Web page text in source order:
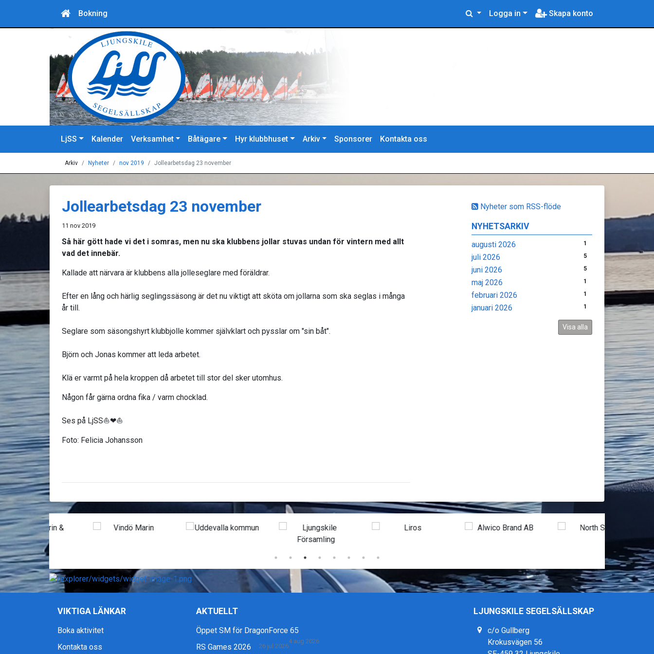
Bokning Logga in Skapa konto
LjSS Kalender Verksamhet Båtägare Hyr klubbhuset Arkiv Sponsorer Kontakta oss
Arkiv Nyheter nov 2019 Jollearbetsdag 23 november
Nyheter som RSS-flöde
NYHETSARKIV
augusti 2026 1
juli 2026 5
juni 2026 5
maj 2026 1
februari 2026 1
januari 2026 1
Visa alla
Jollearbetsdag 23 november
11 nov 2019
Så här gött hade vi det i somras, men nu ska klubbens jollar stuvas undan för vintern med allt
vad det innebär.
Kallade att närvara är klubbens alla jolleseglare med föräldrar.
Efter en lång och härlig seglingssäsong är det nu viktigt att sköta om jollarna som ska seglas i många
år till.
Seglare som säsongshyrt klubbjolle kommer självklart och pysslar om "sin båt".
Björn och Jonas kommer att leda arbetet.
Klä er varmt på hela kroppen då arbetet till stor del sker utomhus.
Någon får gärna ordna fika / varm chocklad.
Ses på LjSS⛵❤⛵
Foto: Felicia Johansson
VIKTIGA LÄNKAR
Boka aktivitet
Kontakta oss
AKTUELLT
Öppet SM för DragonForce 65
4 aug 2026
RS Games 2026 26 jul 2026
LJUNGSKILE SEGELSÄLLSKAP
c/o Gullberg
Krokusvägen 56